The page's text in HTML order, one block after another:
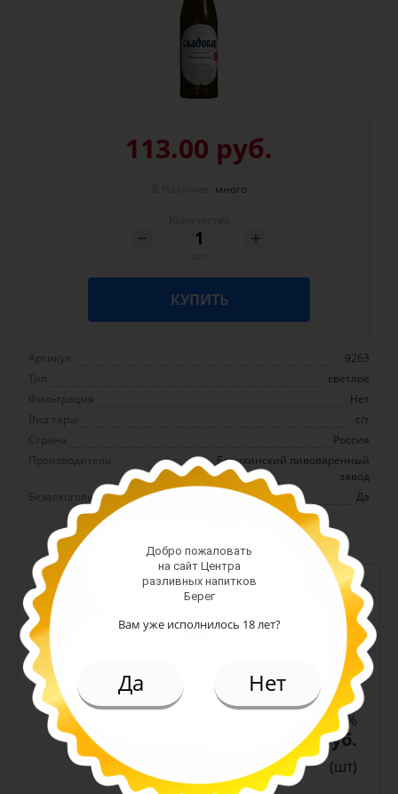
113.00 руб.
много
КУПИТЬ
Артикул
9263
Тип
светлое
Фильтрация
Нет
Вид тары
с/т
Страна
Россия
Производитель
Борихинский пивоваренный
завод
Безалкогольное
Да
Арт. 10990
темное
Алк: 5%
Плотность: 11.6%
186.00 руб.
(шт)
Добро пожаловать
на сайт Центра
разливных напитков
Берег
Вам уже исполнилось 18 лет?
Да Нет